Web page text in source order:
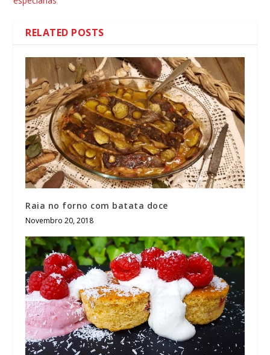
RELATED POSTS
Raia no forno com batata doce
Novembro 20, 2018